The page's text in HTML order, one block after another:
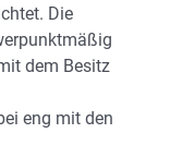
Die
dem Besitz
eng mit den